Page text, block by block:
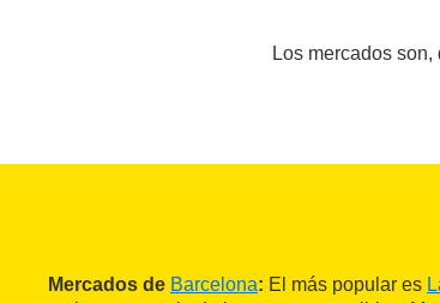
Los mercados
Mercados de Barcelona: El más popular es